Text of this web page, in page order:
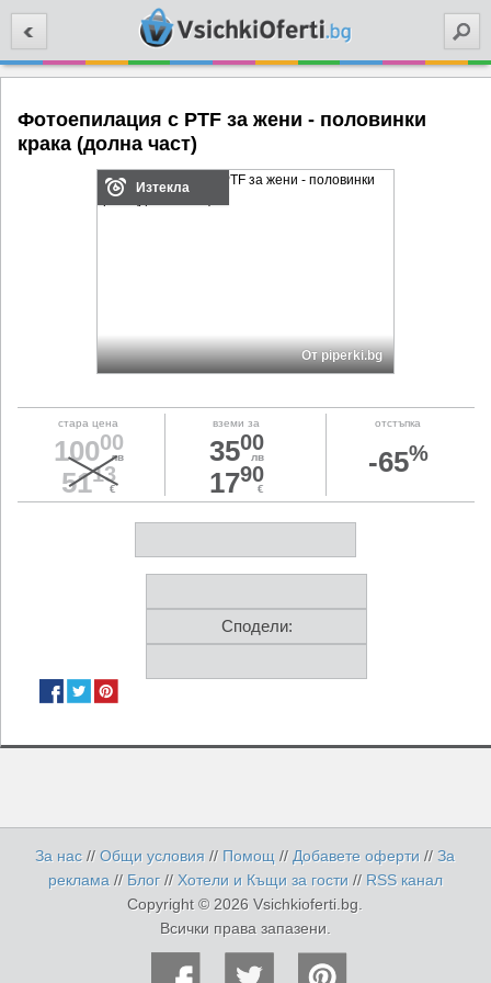
Фотоепилация с PTF за жени - половинки
крака (долна част)
Изтекла
От piperki.bg
стара цена
10000
лв
5113
€
вземи за
3500
лв
1790
€
отстъпка
-65%
Сподели:
За нас //Общи условия // Помощ // Добавете оферти//За
реклама // Блог // Хотели и Къщи за гости // RSS канал
Copyright © 2026 Vsichkioferti.bg.
Всички права запазени.